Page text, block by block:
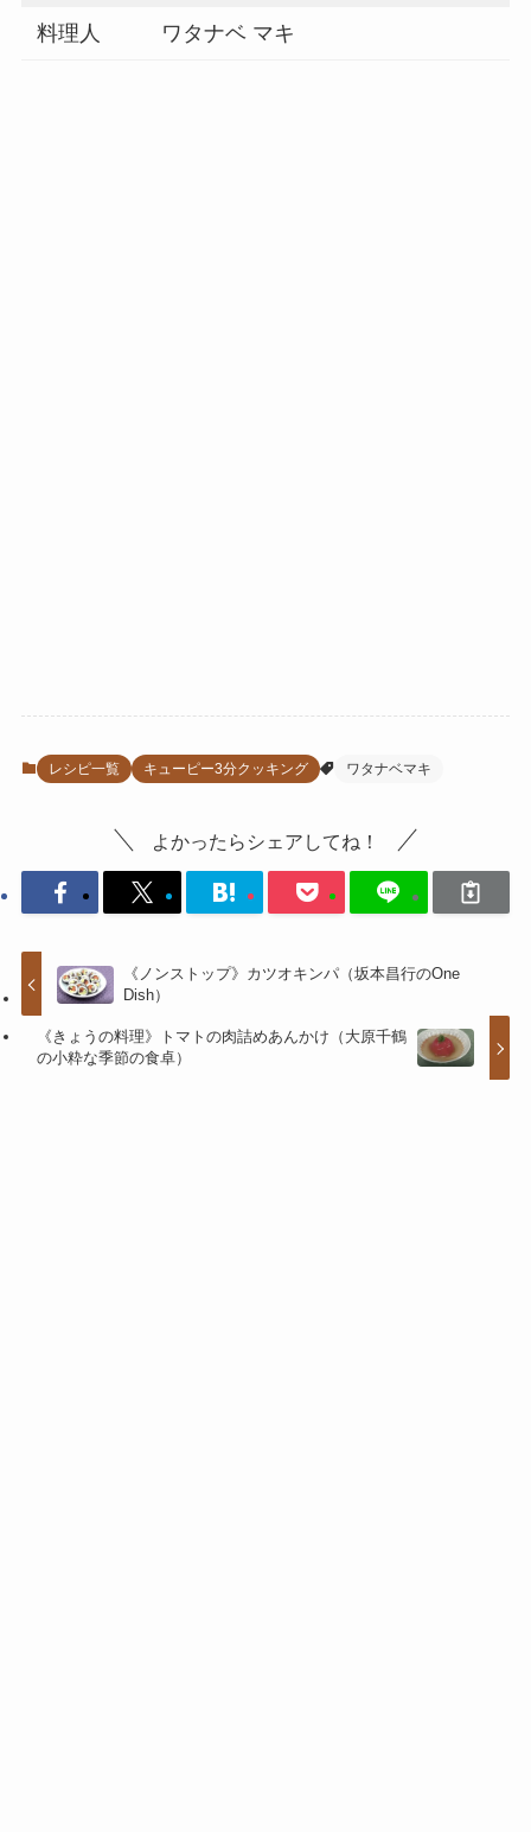
料理人 ワタナベ マキ
レシピ一覧 キューピー3分クッキング ワタナベマキ
よかったらシェアしてね！
《ノンストップ》カツオキンパ（坂本昌行のOne
Dish）
《きょうの料理》トマトの肉詰めあんかけ（大原千鶴
の小粋な季節の食卓）